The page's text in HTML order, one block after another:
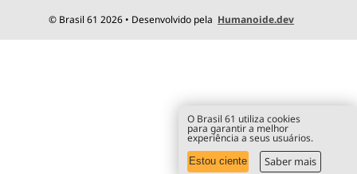
© Brasil 61 2026 • Desenvolvido pela Humanoide.dev
O Brasil 61 utiliza cookies
para garantir a melhor
experiência a seus usuários.
Estou ciente Saber mais